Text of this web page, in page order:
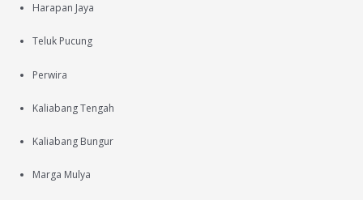
Harapan Jaya
Teluk Pucung
Perwira
Kaliabang Tengah
Kaliabang Bungur
Marga Mulya